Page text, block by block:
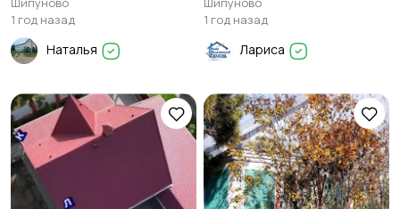
1 год назад
Наталья
1 год назад
Лариса